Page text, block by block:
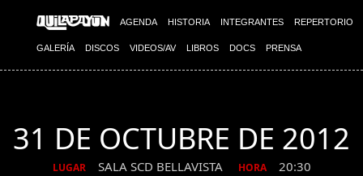
AGENDA HISTORIA INTEGRANTES REPERTORIO
GALERÍA DISCOS VIDEOS/AV LIBROS DOCS PRENSA
31 DE OCTUBRE DE 2012
LUGAR SALA SCD BELLAVISTA HORA 20:30